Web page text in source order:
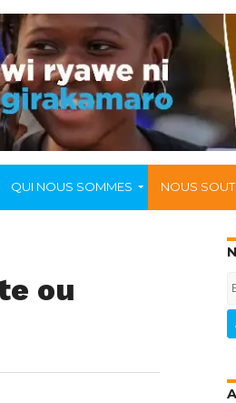
QUI NOUS SOMMES NOUS
ou